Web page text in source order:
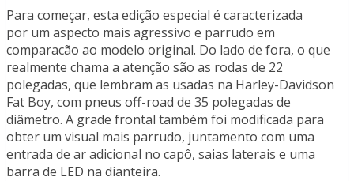
Para começar, esta edição especial é caracterizada
por um aspecto mais agressivo e parrudo em
comparacão ao modelo original. Do lado de fora, o que
realmente chama a atenção são as rodas de 22
polegadas, que lembram as usadas na Harley-Davidson
Fat Boy, com pneus off-road de 35 polegadas de
diâmetro. A grade frontal também foi modificada para
obter um visual mais parrudo, juntamento com uma
entrada de ar adicional no capô, saias laterais e uma
barra de LED na dianteira.